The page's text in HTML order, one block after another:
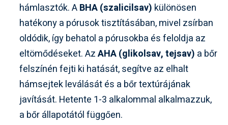
hámlasztók. ABHA (szalicilsav) különösen
hatékony a pórusok tisztításában, mivel zsírban
oldódik, így behatol a pórusokba és feloldja az
eltömődéseket. AzAHA (glikolsav, tejsav) a bőr
felszínén fejti ki hatását, segítve az elhalt
hámsejtek leválását és a bőr textúrájának
javítását. Hetente 1-3 alkalommal alkalmazzuk,
a bőr állapotától függően.